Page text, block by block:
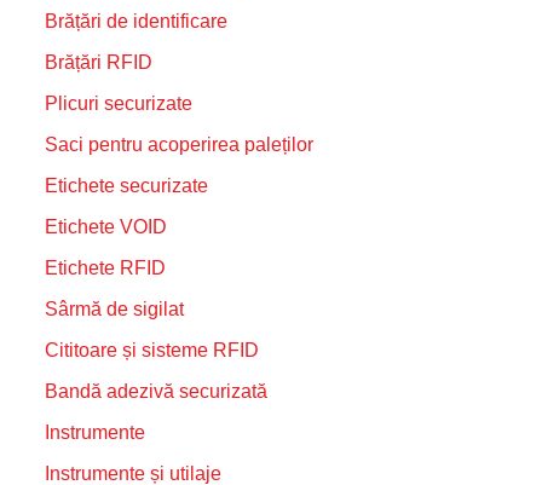
Brățări de identificare
Brățări RFID
Plicuri securizate
Saci pentru acoperirea paleților
Etichete securizate
Etichete VOID
Etichete RFID
Sârmă de sigilat
Cititoare și sisteme RFID
Bandă adezivă securizată
Instrumente
Instrumente și utilaje